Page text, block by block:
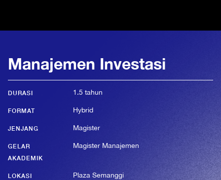
Manajemen Investasi
DURASI 1.5 tahun
FORMAT Hybrid
JENJANG Magister
GELAR
AKADEMIK
Magister Manajemen
LOKASI Plaza Semanggi